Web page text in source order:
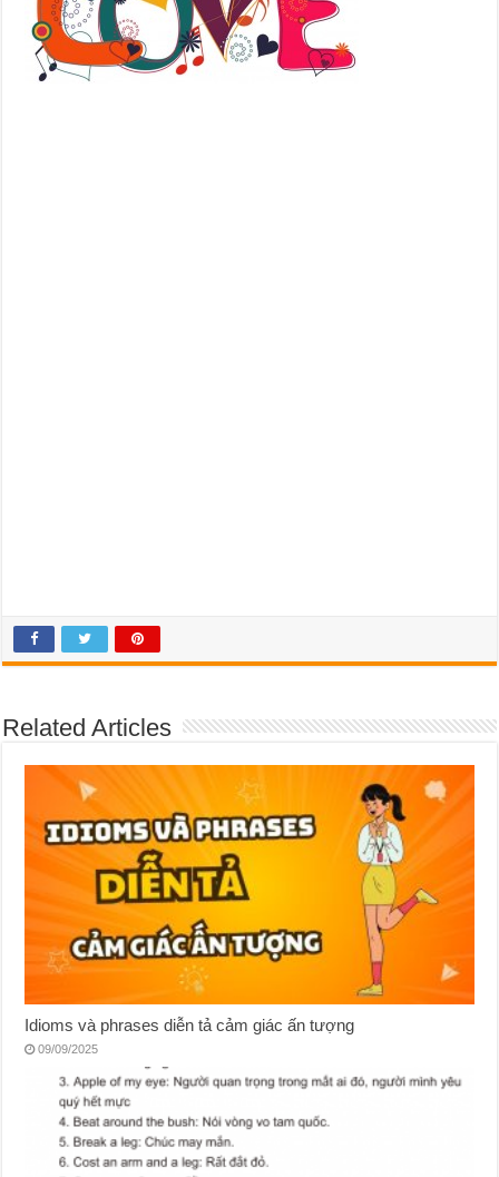
Related Articles
Idioms và phrases diễn tả cảm giác ấn tượng
09/09/2025